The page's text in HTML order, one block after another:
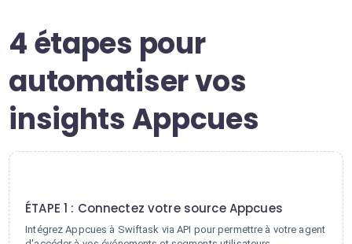
4 étapes pour
automatiser vos
insights Appcues
ÉTAPE 1 : Connectez votre source Appcues
Intégrez Appcues à Swiftask via API pour permettre à votre agent